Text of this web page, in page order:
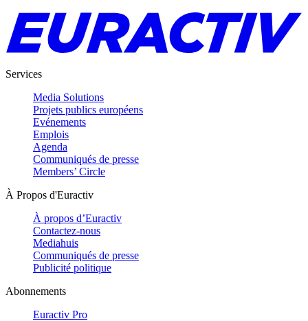
Services
Media Solutions
Projets publics européens
Evénements
Emplois
Agenda
Communiqués de presse
Members’ Circle
À Propos d'Euractiv
À propos d’Euractiv
Contactez-nous
Mediahuis
Communiqués de presse
Publicité politique
Abonnements
Euractiv Pro